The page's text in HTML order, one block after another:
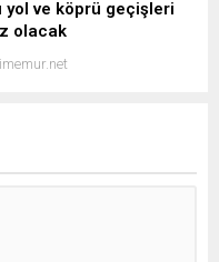
yol ve köprü geçişleri
olacak